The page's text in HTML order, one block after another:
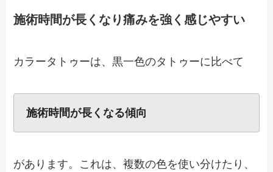
施術時間が長くなり痛みを強く感じやすい
カラータトゥーは、黒一色のタトゥーに比べて
施術時間が長くなる傾向
があります。これは、複数の色を使い分けたり、